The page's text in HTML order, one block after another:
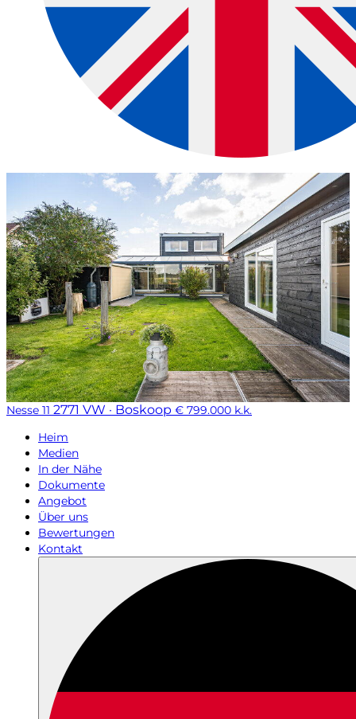
Nesse 11 2771 VW · Boskoop € 799.000 k.k.
Heim
Medien
In der Nähe
Dokumente
Angebot
Über uns
Bewertungen
Kontakt